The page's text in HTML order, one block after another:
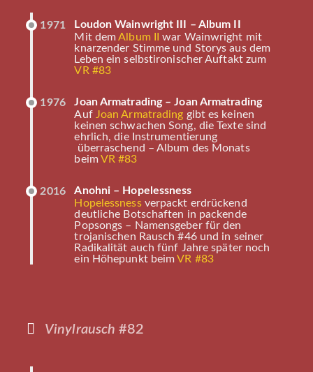
1971
Loudon Wainwright III – Album II
Mit demAlbum II
war Wainwright mit
knarzender Stimme und Storys aus dem
Leben ein selbstironischer Auftakt zum
VR #83
1976
Joan Armatrading – Joan Armatrading
Auf Joan Armatrading gibt es keinen
keinen schwachen Song, die Texte sind
ehrlich, die Instrumentierung
überraschend – Album des Monats
beim VR #83
2016
Anohni – Hopelessness
Hopelessnessverpackt erdrückend
deutliche Botschaften in packende
Popsongs – Namensgeber für den
trojanischen Rausch #46 und in seiner
Radikalität auch fünf Jahre später noch
ein Höhepunkt beimVR #83
Vinylrausch #82